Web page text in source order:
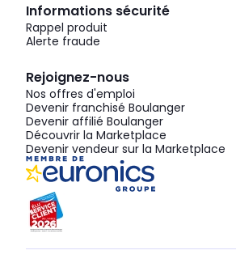
Informations sécurité
Rappel produit
Alerte fraude
Rejoignez-nous
Nos offres d'emploi
Devenir franchisé Boulanger
Devenir affilié Boulanger
Découvrir la Marketplace
Devenir vendeur sur la Marketplace